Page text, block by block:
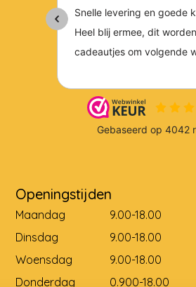
Openingstijden
Maandag
9.00-18.00
Dinsdag
9.00-18.00
Woensdag
9.00-18.00
Donderdag
0.900-18.00